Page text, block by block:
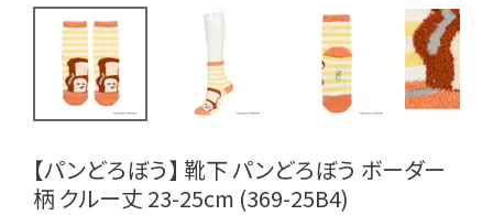
【パンどろぼう】 靴下 パンどろぼう ボーダー
柄 クルー丈 23-25cm (369-25B4)